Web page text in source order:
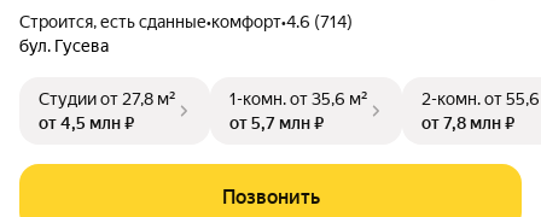
Строится, есть сданные•комфорт•4.6 (714)
бул. Гусева
Студииот 27,8 м²
от 4,5 млн ₽
1-комн.от 35,6 м²
от 5,7 млн ₽
2-комн.от
от 7,8 млн ₽
Позвонить